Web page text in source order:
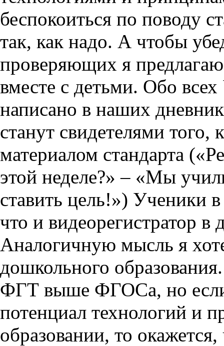
беспокоиться по поводу
так, как надо. А чтобы
проверяющих я предлагаю
вместе с детьми. Обо
написано в наших
станут свидетелями того,
материалом стандарта
этой неделе?» – «Мы
ставить цель!») Ученики
что и видеорегистратор
Аналогичную мысль я
дошкольного
ФГТ выше ФГОСа, но если
потенциал технологий и
образовании, то